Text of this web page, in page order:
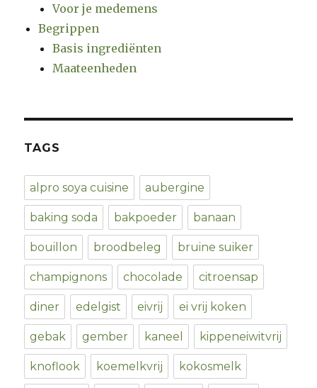
Voor je medemens
Begrippen
Basis ingrediënten
Maateenheden
TAGS
alpro soya cuisine aubergine
baking soda bakpoeder banaan
bouillon broodbeleg bruine suiker
champignons chocolade citroensap
diner edelgist eivrij ei vrij koken
gebak gember kaneel kippeneiwitvrij
knoflook koemelkvrij kokosmelk